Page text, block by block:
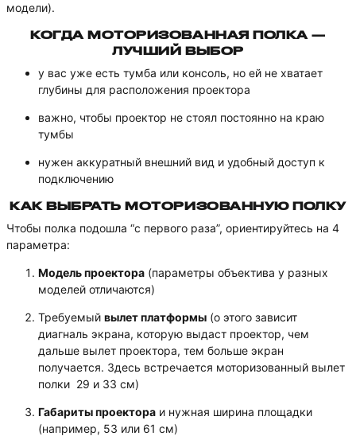
модели).
КОГДА МОТОРИЗОВАННАЯ ПОЛКА —
ЛУЧШИЙ ВЫБОР
у вас уже есть тумба или консоль, но ей не хватает
глубины для расположения проектора
важно, чтобы проектор не стоял постоянно на краю
тумбы
нужен аккуратный внешний вид и удобный доступ к
подключению
КАК ВЫБРАТЬ МОТОРИЗОВАННУЮ ПОЛКУ
Чтобы полка подошла “с первого раза”, ориентируйтесь на 4
параметра:
Модель проектора (параметры объектива у разных
моделей отличаются)
Требуемый вылет платформы (о этого зависит
диагналь экрана, которую выдаст проектор, чем
дальше вылет проектора, тем больше экран
получается. Здесь встречается моторизованный вылет
полки 29 и 33 см)
Габариты проектора и нужная ширина площадки
(например, 53 или 61 см)